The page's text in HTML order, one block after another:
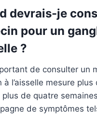
devrais-je
pour un
?
de consulter un
à l’aisselle mesure plus
plus de quatre
de symptômes